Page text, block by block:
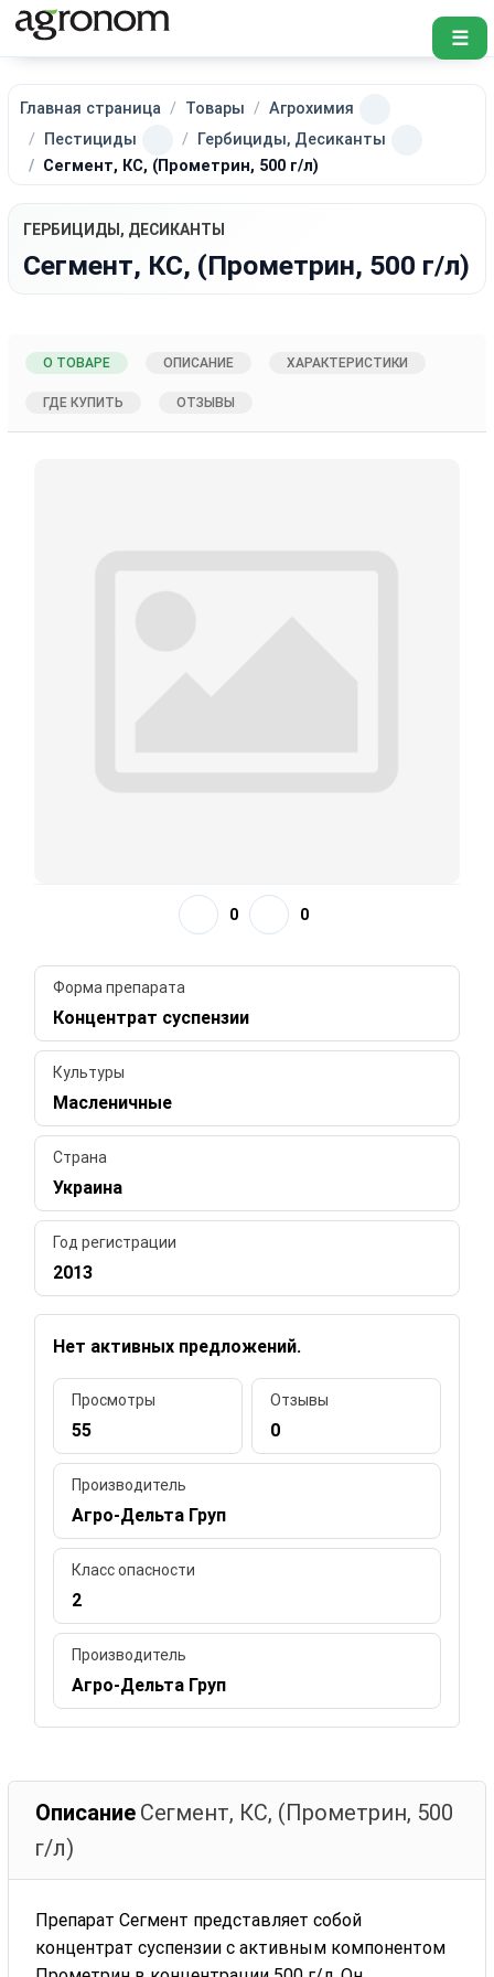
☰
Главная страница Товары
Агрохимия
Пестициды
Гербициды, Десиканты
Сегмент, КС, (Прометрин, 500 г/л)
ГЕРБИЦИДЫ, ДЕСИКАНТЫ
Сегмент, КС, (Прометрин, 500 г/л)
О ТОВАРЕ ОПИСАНИЕ ХАРАКТЕРИСТИКИ
ГДЕ КУПИТЬ ОТЗЫВЫ
0 0
Форма препарата
Концентрат суспензии
Культуры
Масленичные
Страна
Украина
Год регистрации
2013
Нет активных предложений.
Просмотры
55
Отзывы
0
Производитель
Агро-Дельта Груп
Класс опасности
2
Производитель
Агро-Дельта Груп
Описание Сегмент, КС, (Прометрин, 500
г/л)
Препарат Сегмент представляет собой
концентрат суспензии с активным компонентом